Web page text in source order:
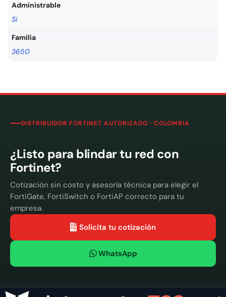
Administrable
Si
Familia
3650
DISTRIBUIDOR FORTINET AUTORIZADO · COLOMBIA
¿Listo para blindar tu red con
Fortinet?
Cotización sin costo y asesoría técnica para elegir el
FortiGate, FortiSwitch o FortiAP correcto para tu
empresa.
Solicita tu cotización
WhatsApp